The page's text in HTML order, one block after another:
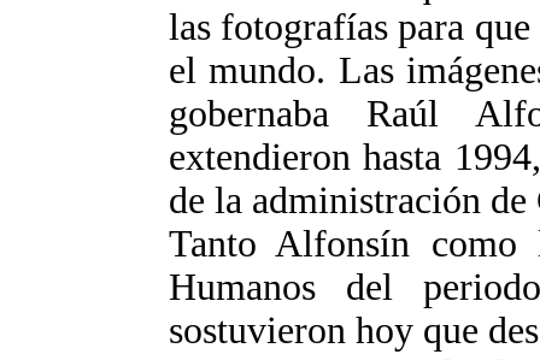
las fotografías para
el mundo. Las
gobernaba Raúl
extendieron hasta
de la administración
Tanto Alfonsín como
Humanos del
sostuvieron hoy que